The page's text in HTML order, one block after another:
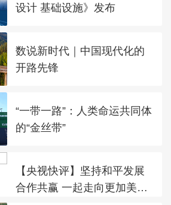
设计 基础设施》发布
数说新时代｜中国现代化的
开路先锋
“一带一路”：人类命运共同体
的“金丝带”
【央视快评】坚持和平发展
合作共赢 一起走向更加美好